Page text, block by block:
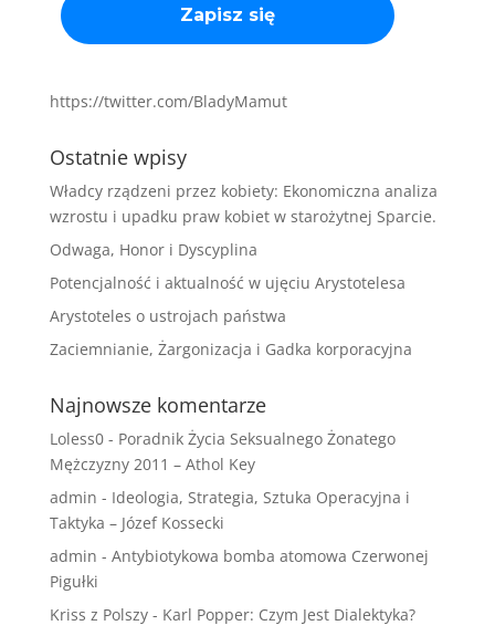
https://twitter.com/BladyMamut
Ostatnie wpisy
Władcy rządzeni przez kobiety: Ekonomiczna analiza
wzrostu i upadku praw kobiet w starożytnej Sparcie.
Odwaga, Honor i Dyscyplina
Potencjalność i aktualność w ujęciu Arystotelesa
Arystoteles o ustrojach państwa
Zaciemnianie, Żargonizacja i Gadka korporacyjna
Najnowsze komentarze
Loless0- Poradnik Życia Seksualnego Żonatego
Mężczyzny 2011 – Athol Key
admin - Ideologia, Strategia, Sztuka Operacyjna i
Taktyka – Józef Kossecki
admin - Antybiotykowa bomba atomowa Czerwonej
Pigułki
Kriss z Polszy- Karl Popper: Czym Jest Dialektyka?